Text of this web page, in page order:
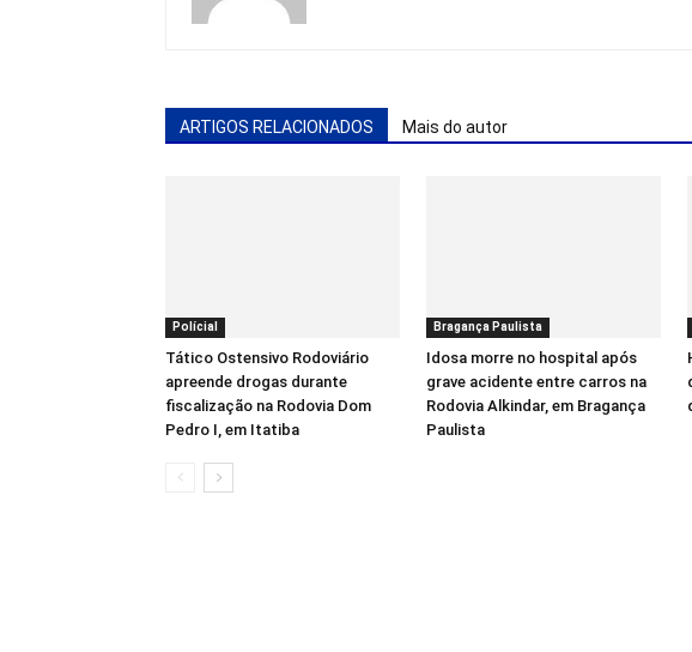
ARTIGOS RELACIONADOS Mais do autor
Polícial
Tático Ostensivo Rodoviário
apreende drogas durante
fiscalização na Rodovia Dom
Pedro I, em Itatiba
Bragança Paulista
Idosa morre no hospital após
grave acidente entre carros na
Rodovia Alkindar, em Bragança
Paulista